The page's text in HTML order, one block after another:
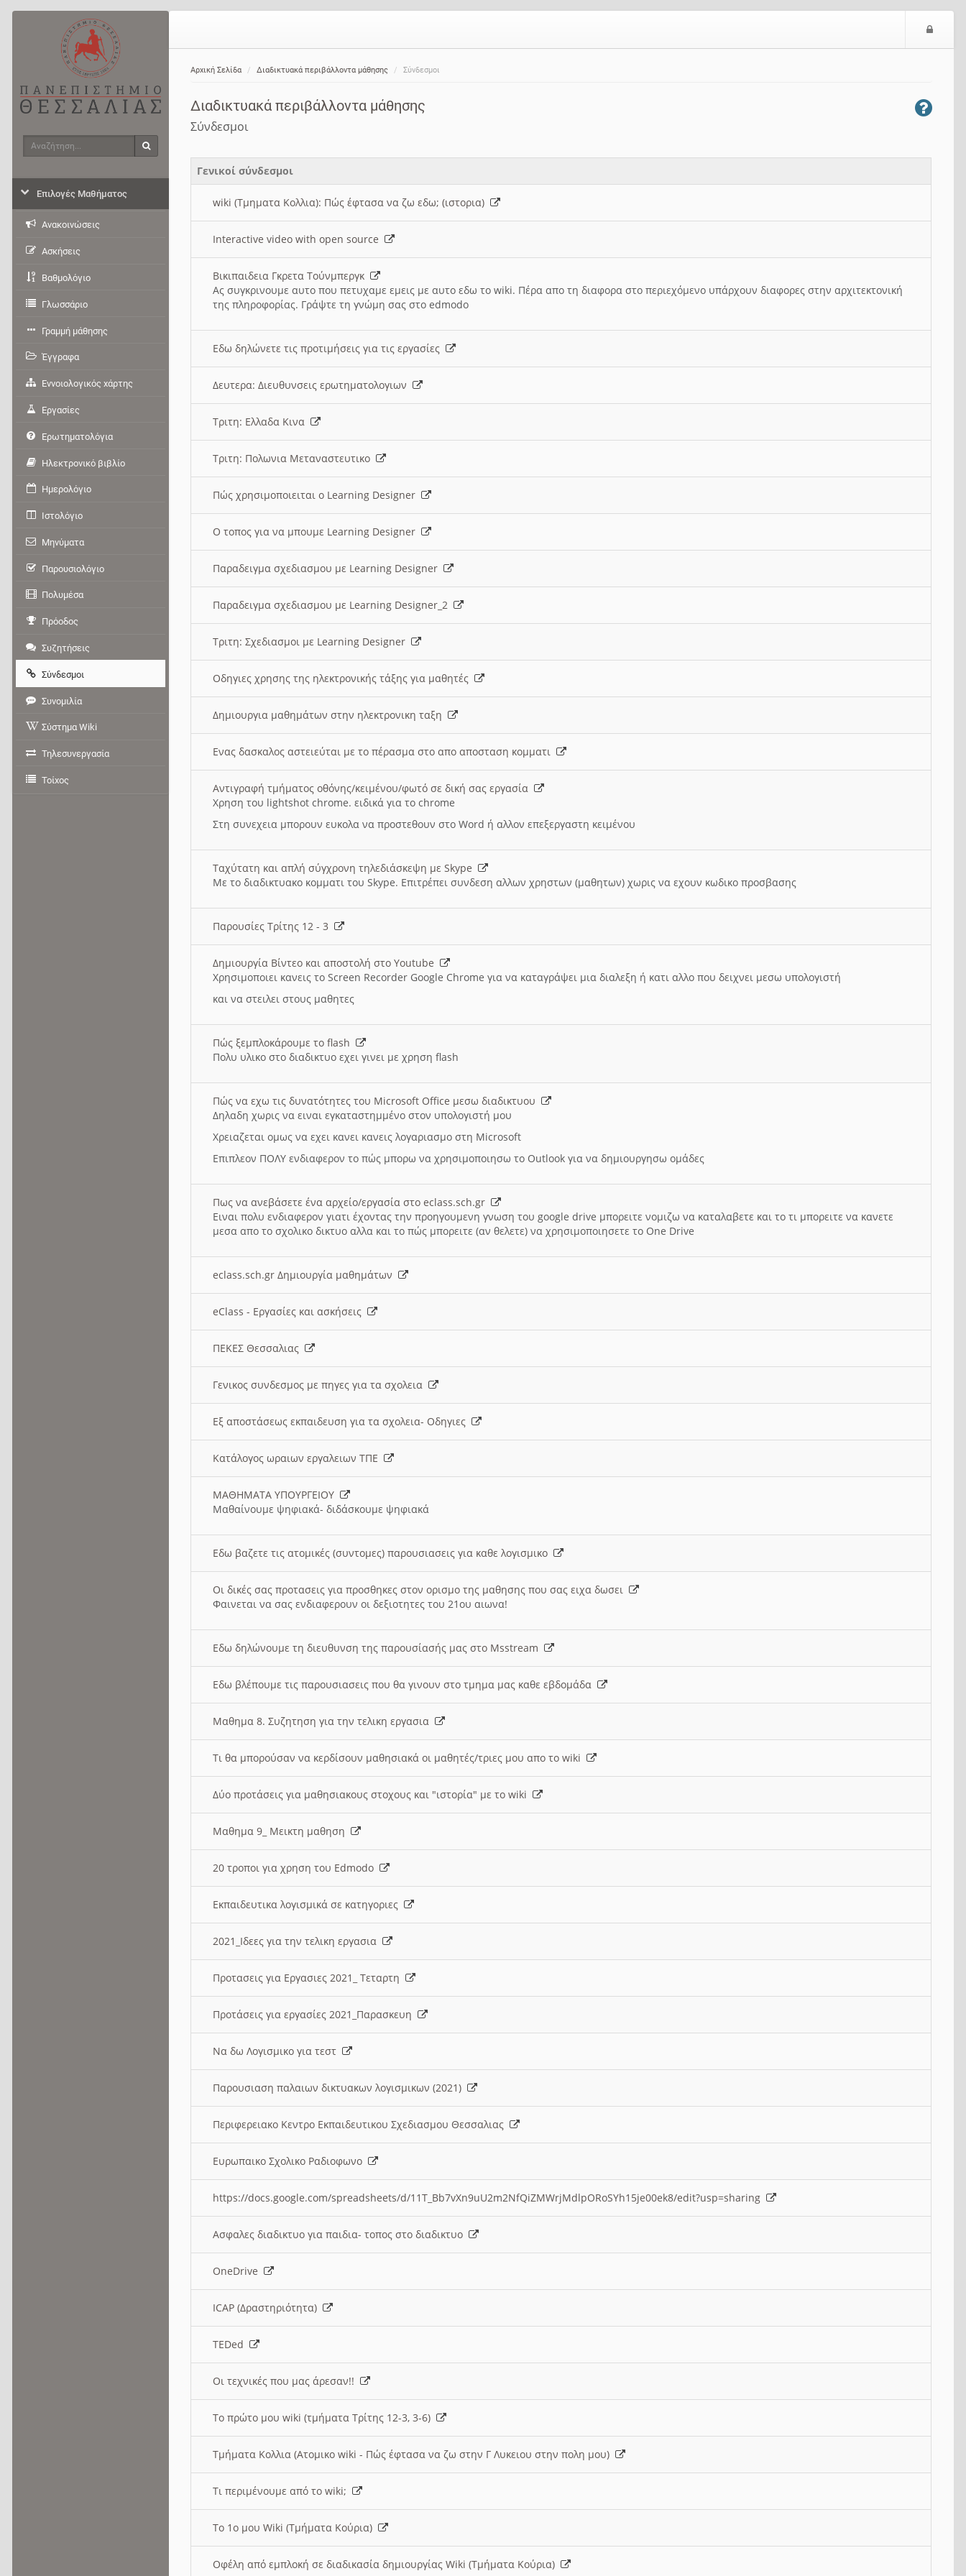
Αρχική Σελίδα Διαδικτυακά περιβάλλοντα μάθησης Σύνδεσμοι
Διαδικτυακά περιβάλλοντα μάθησης
Σύνδεσμοι
Γενικοί σύνδεσμοι
wiki (Τμηματα Κολλια): Πώς έφτασα να ζω εδω; (ιστορια)
Interactive video with open source
Βικιπαιδεια Γκρετα Τούνμπεργκ
Ας συγκρινουμε αυτο που πετυχαμε εμεις με αυτο εδω το wiki. Πέρα απο τη διαφορα στο περιεχόμενο υπάρχουν διαφορες στην αρχιτεκτονική
της πληροφορίας. Γράψτε τη γνώμη σας στο edmodo
Εδω δηλώνετε τις προτιμήσεις για τις εργασίες
Δευτερα: Διευθυνσεις ερωτηματολογιων
Τριτη: Ελλαδα Κινα
Τριτη: Πολωνια Μεταναστευτικο
Πώς χρησιμοποιειται ο Learning Designer
O τοπος για να μπουμε Learning Designer
Παραδειγμα σχεδιασμου με Learning Designer
Παραδειγμα σχεδιασμου με Learning Designer_2
Τριτη: Σχεδιασμοι με Learning Designer
Οδηγιες χρησης της ηλεκτρονικής τάξης για μαθητές
Δημιουργια μαθημάτων στην ηλεκτρονικη ταξη
Ενας δασκαλος αστειεύται με το πέρασμα στο απο αποσταση κομματι
Αντιγραφή τμήματος οθόνης/κειμένου/φωτό σε δική σας εργασία
Χρηση του lightshot chrome. ειδικά για το chrome
Στη συνεχεια μπορουν ευκολα να προστεθουν στο Word ή αλλον επεξεργαστη κειμένου
Ταχύτατη και απλή σύγχρονη τηλεδιάσκεψη με Skype
Με το διαδικτυακο κομματι του Skype. Επιτρέπει συνδεση αλλων χρηστων (μαθητων) χωρις να εχουν κωδικο προσβασης
Παρουσίες Τρίτης 12 - 3
Δημιουργία Βίντεο και αποστολή στο Youtube
Χρησιμοποιει κανεις το Screen Recorder Google Chrome για να καταγράψει μια διαλεξη ή κατι αλλο που δειχνει μεσω υπολογιστή
και να στειλει στους μαθητες
Πώς ξεμπλοκάρουμε το flash
Πολυ υλικο στο διαδικτυο εχει γινει με χρηση flash
Πώς να εχω τις δυνατότητες του Microsoft Office μεσω διαδικτυου
Δηλαδη χωρις να ειναι εγκαταστημμένο στον υπολογιστή μου
Χρειαζεται ομως να εχει κανει κανεις λογαριασμο στη Microsoft
Επιπλεον ΠΟΛΥ ενδιαφερον το πώς μπορω να χρησιμοποιησω το Outlook για να δημιουργησω ομάδες
Πως να ανεβάσετε ένα αρχείο/εργασία στο eclass.sch.gr
Ειναι πολυ ενδιαφερον γιατι έχοντας την προηγουμενη γνωση του google drive μπορειτε νομιζω να καταλαβετε και το τι μπορειτε να κανετε
μεσα απο το σχολικο δικτυο αλλα και το πώς μπορειτε (αν θελετε) να χρησιμοποιησετε το One Drive
eclass.sch.gr Δημιουργία μαθημάτων
eClass - Εργασίες και ασκήσεις
ΠΕΚΕΣ Θεσσαλιας
Γενικος συνδεσμος με πηγες για τα σχολεια
Εξ αποστάσεως εκπαιδευση για τα σχολεια- Οδηγιες
Κατάλογος ωραιων εργαλειων ΤΠΕ
ΜΑΘΗΜΑΤΑ ΥΠΟΥΡΓΕΙΟΥ
Μαθαίνουμε ψηφιακά- διδάσκουμε ψηφιακά
Εδω βαζετε τις ατομικές (συντομες) παρουσιασεις για καθε λογισμικο
Οι δικές σας προτασεις για προσθηκες στον ορισμο της μαθησης που σας ειχα δωσει
Φαινεται να σας ενδιαφερουν οι δεξιοτητες του 21ου αιωνα!
Εδω δηλώνουμε τη διευθυνση της παρουσίασής μας στο Msstream
Εδω βλέπουμε τις παρουσιασεις που θα γινουν στο τμημα μας καθε εβδομάδα
Μαθημα 8. Συζητηση για την τελικη εργασια
Τι θα μπορούσαν να κερδίσουν μαθησιακά οι μαθητές/τριες μου απο το wiki
Δύο προτάσεις για μαθησιακους στοχους και "ιστορία" με το wiki
Μαθημα 9_ Μεικτη μαθηση
20 τροποι για χρηση του Edmodo
Εκπαιδευτικα λογισμικά σε κατηγοριες
2021_Ιδεες για την τελικη εργασια
Προτασεις για Εργασιες 2021_ Τεταρτη
Προτάσεις για εργασίες 2021_Παρασκευη
Να δω Λογισμικο για τεστ
Παρουσιαση παλαιων δικτυακων λογισμικων (2021)
Περιφερειακο Κεντρο Εκπαιδευτικου Σχεδιασμου Θεσσαλιας
Ευρωπαικο Σχολικο Ραδιοφωνο
https://docs.google.com/spreadsheets/d/11T_Bb7vXn9uU2m2NfQiZMWrjMdlpORoSYh15je00ek8/edit?usp=sharing
Ασφαλες διαδικτυο για παιδια- τοπος στο διαδικτυο
OneDrive
ICAP (Δραστηριότητα)
TEDed
Οι τεχνικές που μας άρεσαν!!
Το πρώτο μου wiki (τμήματα Τρίτης 12-3, 3-6)
Τμήματα Κολλια (Ατομικο wiki - Πώς έφτασα να ζω στην Γ Λυκειου στην πολη μου)
Τι περιμένουμε από το wiki;
Το 1ο μου Wiki (Τμήματα Κούρια)
Οφέλη από εμπλοκή σε διαδικασία δημιουργίας Wiki (Τμήματα Κούρια)
Αναζήτηση
Επιλογές Μαθήματος
Ανακοινώσεις
Ασκήσεις
Βαθμολόγιο
Γλωσσάριο
Γραμμή μάθησης
Έγγραφα
Εννοιολογικός χάρτης
Εργασίες
Ερωτηματολόγια
Ηλεκτρονικό βιβλίο
Ημερολόγιο
Ιστολόγιο
Μηνύματα
Παρουσιολόγιο
Πολυμέσα
Πρόοδος
Συζητήσεις
Σύνδεσμοι
Συνομιλία
Σύστημα Wiki
Τηλεσυνεργασία
Τοίχος